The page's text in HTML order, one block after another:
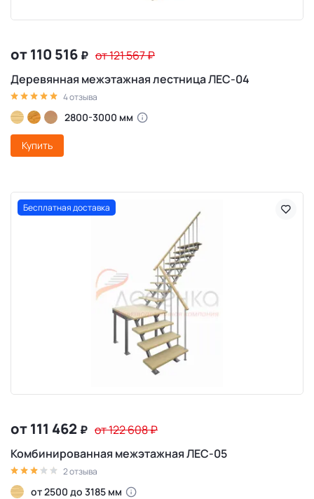
от 110 516 ₽ от 121 567₽
Деревянная межэтажная лестница ЛЕС-04
4 отзыва
2800-3000 мм
Купить
Бесплатная доставка
от 111 462 ₽ от 122 608₽
Комбинированная межэтажная ЛЕС-05
2 отзыва
от 2500 до 3185 мм